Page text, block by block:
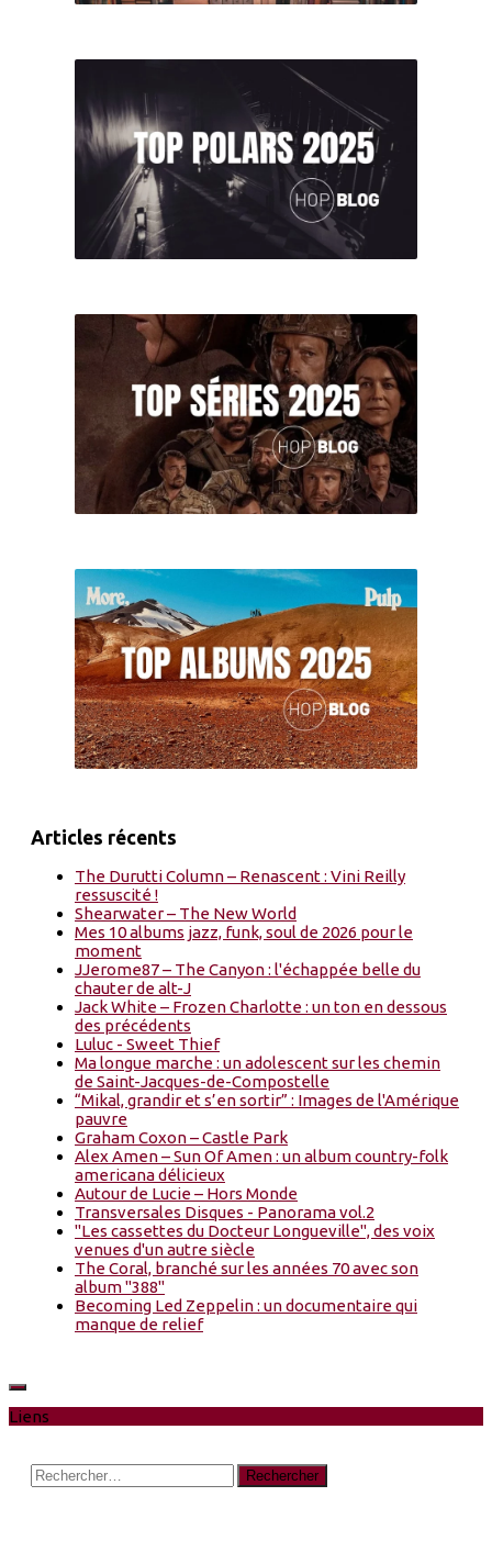
Articles récents
The Durutti Column – Renascent : Vini Reilly
ressuscité !
Shearwater – The New World
Mes 10 albums jazz, funk, soul de 2026 pour le
moment
JJerome87 – The Canyon : l'échappée belle du
chauter de alt-J
Jack White – Frozen Charlotte : un ton en dessous
des précédents
Luluc - Sweet Thief
Ma longue marche : un adolescent sur les chemin
de Saint-Jacques-de-Compostelle
“Mikal, grandir et s’en sortir” : Images de l'Amérique
pauvre
Graham Coxon – Castle Park
Alex Amen – Sun Of Amen : un album country-folk
americana délicieux
Autour de Lucie – Hors Monde
Transversales Disques - Panorama vol.2
"Les cassettes du Docteur Longueville", des voix
venues d'un autre siècle
The Coral, branché sur les années 70 avec son
album "388"
Becoming Led Zeppelin : un documentaire qui
manque de relief
Liens
Rechercher :